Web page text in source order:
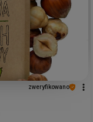
zweryfikowano